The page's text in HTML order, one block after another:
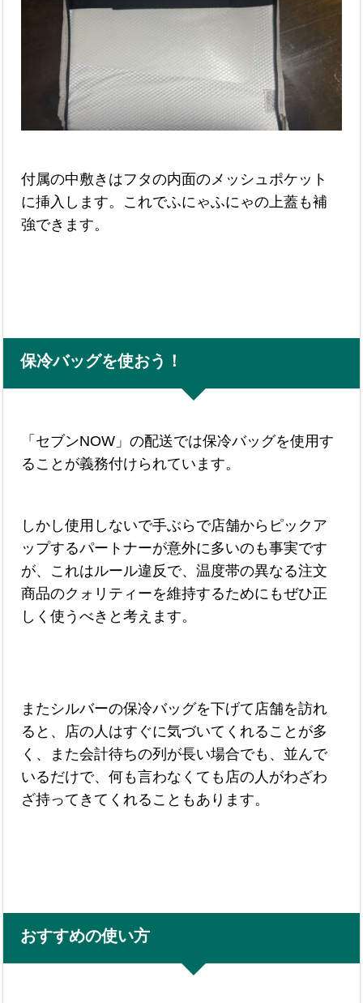
付属の中敷きはフタの内面のメッシュポケット
に挿入します。これでふにゃふにゃの上蓋も補
強できます。
保冷バッグを使おう！
「セブンNOW」の配送では保冷バッグを使用す
ることが義務付けられています。
しかし使用しないで手ぶらで店舗からピックア
ップするパートナーが意外に多いのも事実です
が、これはルール違反で、温度帯の異なる注文
商品のクォリティーを維持するためにもぜひ正
しく使うべきと考えます。
またシルバーの保冷バッグを下げて店舗を訪れ
ると、店の人はすぐに気づいてくれることが多
く、また会計待ちの列が長い場合でも、並んで
いるだけで、何も言わなくても店の人がわざわ
ざ持ってきてくれることもあります。
おすすめの使い方